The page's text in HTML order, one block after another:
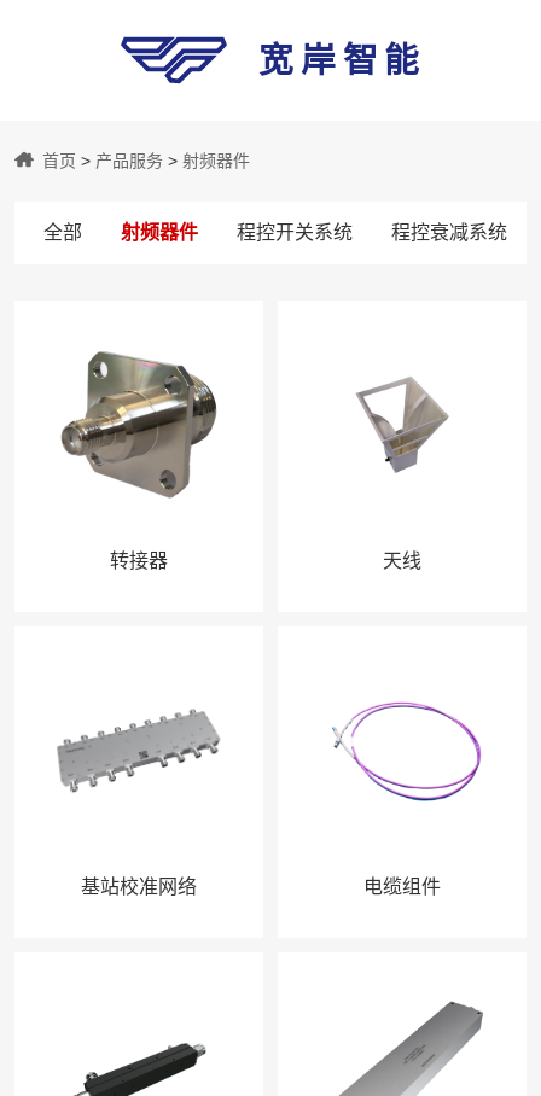
宽岸智能
能
首页 > 产品服务 > 射频器件
全部 射频器件 程控开关系统 程控衰减系统
转接器 天线
基站校准网络 电缆组件